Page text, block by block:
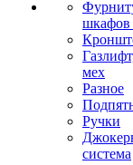
шкафов
мех
Разное
Ручки
система